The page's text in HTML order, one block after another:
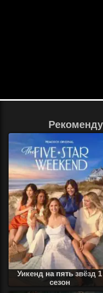
Уикенд на пять звёзд 1
сезон